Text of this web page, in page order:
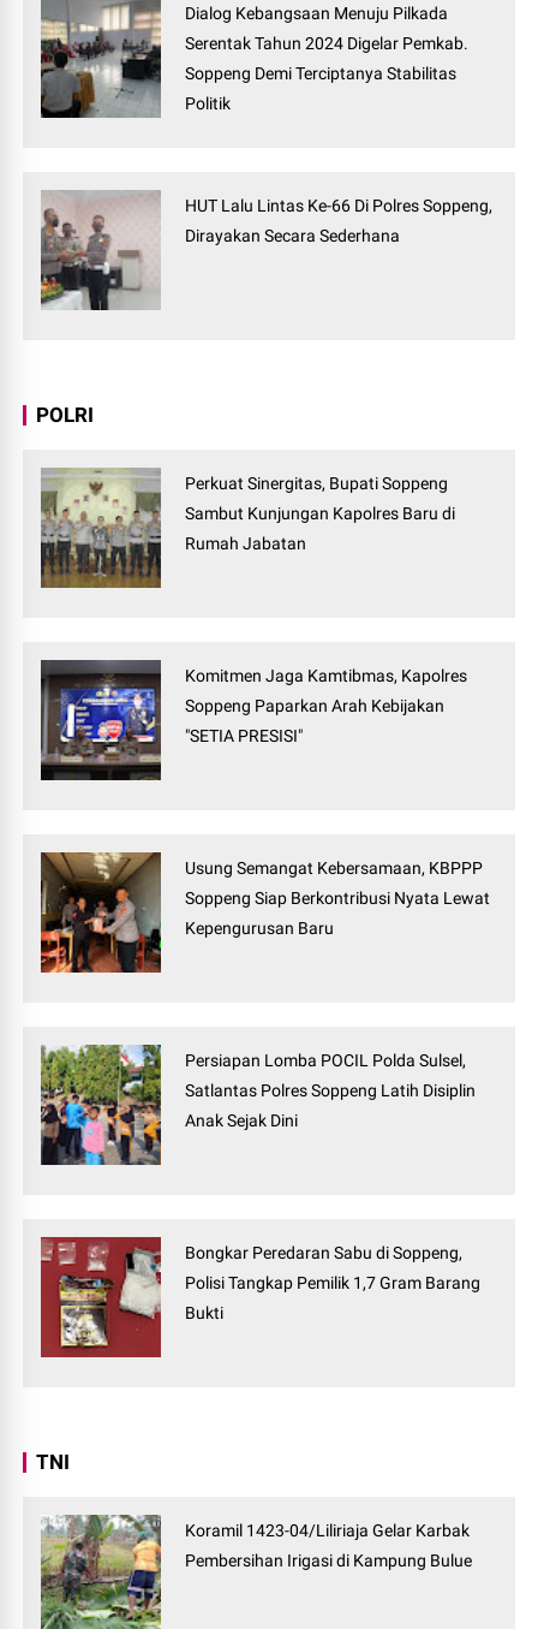
Dialog Kebangsaan Menuju Pilkada
Serentak Tahun 2024 Digelar Pemkab.
Soppeng Demi Terciptanya Stabilitas
Politik
HUT Lalu Lintas Ke-66 Di Polres Soppeng,
Dirayakan Secara Sederhana
POLRI
Perkuat Sinergitas, Bupati Soppeng
Sambut Kunjungan Kapolres Baru di
Rumah Jabatan
Komitmen Jaga Kamtibmas, Kapolres
Soppeng Paparkan Arah Kebijakan
"SETIA PRESISI"
Usung Semangat Kebersamaan, KBPPP
Soppeng Siap Berkontribusi Nyata Lewat
Kepengurusan Baru
Persiapan Lomba POCIL Polda Sulsel,
Satlantas Polres Soppeng Latih Disiplin
Anak Sejak Dini
Bongkar Peredaran Sabu di Soppeng,
Polisi Tangkap Pemilik 1,7 Gram Barang
Bukti
TNI
Koramil 1423-04/Liliriaja Gelar Karbak
Pembersihan Irigasi di Kampung Bulue